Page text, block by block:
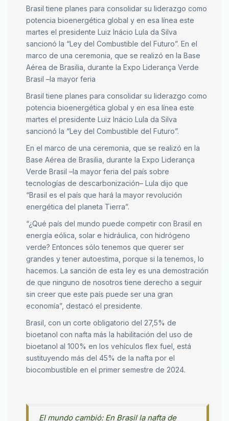
Brasil tiene planes para consolidar su liderazgo como
potencia bioenergética global y en esa línea este
martes el presidente Luiz Inácio Lula da Silva
sancionó la “Ley del Combustible del Futuro”. En el
marco de una ceremonia, que se realizó en la Base
Aérea de Brasilia, durante la Expo Liderança Verde
Brasil –la mayor feria
Brasil tiene planes para consolidar su liderazgo como
potencia bioenergética global y en esa línea este
martes el presidente Luiz Inácio Lula da Silva
sancionó la “Ley del Combustible del Futuro”.
En el marco de una ceremonia, que se realizó en la
Base Aérea de Brasilia, durante la Expo Liderança
Verde Brasil –la mayor feria del país sobre
tecnologías de descarbonización– Lula dijo que
“Brasil es el país que hará la mayor revolución
energética del planeta Tierra”.
“¿Qué país del mundo puede competir con Brasil en
energía eólica, solar e hidráulica, con hidrógeno
verde? Entonces sólo tenemos que querer ser
grandes y tener autoestima, porque si la tenemos, lo
hacemos. La sanción de esta ley es una demostración
de que ninguno de nosotros tiene derecho a seguir
sin creer que este país puede ser una gran
economía”, destacó el presidente.
Brasil, con un corte obligatorio del 27,5% de
bioetanol con nafta más la habilitación del uso de
bioetanol al 100% en los vehículos flex fuel, está
sustituyendo más del 45% de la nafta por el
biocombustible en el primer semestre de 2024.
El mundo cambió: En Brasil la nafta de